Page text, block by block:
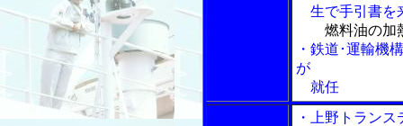
生で手引書を
燃料油の加
・鉄道･運輸機
が
就任
・上野トラン